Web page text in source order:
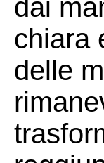
dai
chiara
delle